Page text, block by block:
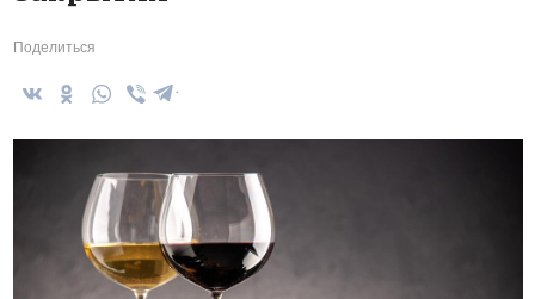
Поделиться